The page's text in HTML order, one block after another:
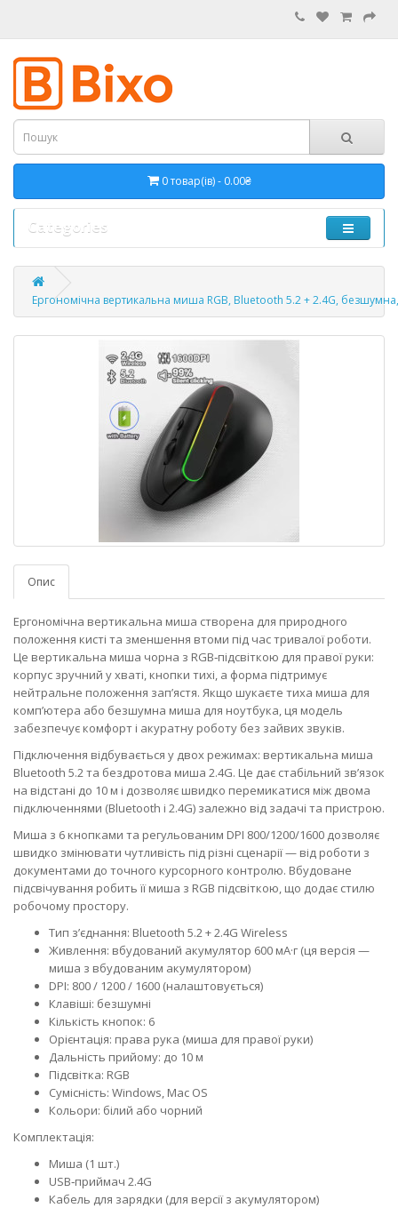
0 товар(ів) - 0.00₴
Categories
Ергономічна вертикальна миша RGB, Bluetooth 5.2 + 2.4G,
Опис
Ергономічна вертикальна миша створена для природного
положення кисті та зменшення втоми під час тривалої роботи.
Це вертикальна миша чорна з RGB‑підсвіткою для правої руки:
корпус зручний у хваті, кнопки тихі, а форма підтримує
нейтральне положення зап’ястя. Якщо шукаєте тиха миша для
комп’ютера або безшумна миша для ноутбука, ця модель
забезпечує комфорт і акуратну роботу без зайвих звуків.
Підключення відбувається у двох режимах: вертикальна миша
Bluetooth 5.2 та бездротова миша 2.4G. Це дає стабільний зв’язок
на відстані до 10 м і дозволяє швидко перемикатися між двома
підключеннями (Bluetooth і 2.4G) залежно від задачі та пристрою.
Миша з 6 кнопками та регульованим DPI 800/1200/1600 дозволяє
швидко змінювати чутливість під різні сценарії — від роботи з
документами до точного курсорного контролю. Вбудоване
підсвічування робить її миша з RGB підсвіткою, що додає стилю
робочому простору.
Тип з’єднання: Bluetooth 5.2 + 2.4G Wireless
Живлення: вбудований акумулятор 600 мА·г (ця версія —
миша з вбудованим акумулятором)
DPI: 800 / 1200 / 1600 (налаштовується)
Клавіші: безшумні
Кількість кнопок: 6
Орієнтація: права рука (миша для правої руки)
Дальність прийому: до 10 м
Підсвітка: RGB
Сумісність: Windows, Mac OS
Кольори: білий або чорний
Комплектація:
Миша (1 шт.)
USB‑приймач 2.4G
Кабель для зарядки (для версії з акумулятором)